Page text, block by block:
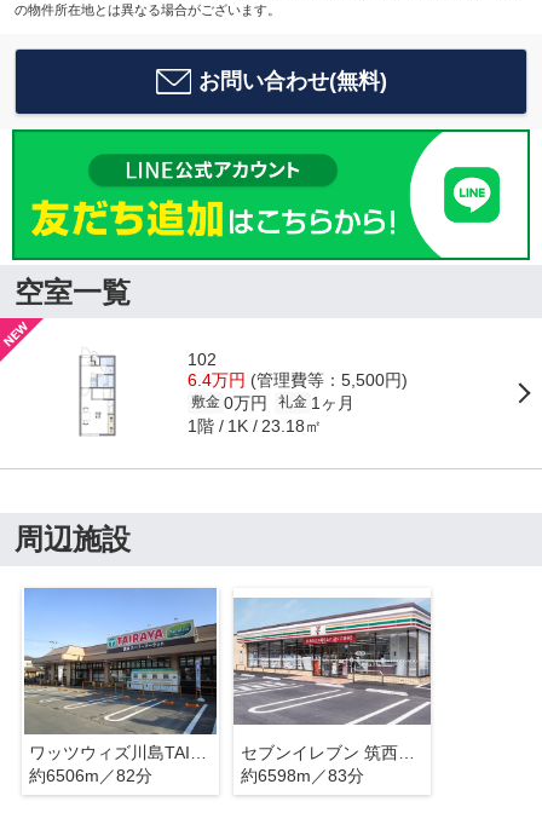
の物件所在地とは異なる場合がございます。
お問い合わせ(無料)
空室一覧
102
6.4万円 (管理費等：5,500円)
敷金 0万円 礼金 1ヶ月
1階 1K 23.18㎡
周辺施設
約6506m／82分
セブンイレブン 筑西川島店
約6598m／83分